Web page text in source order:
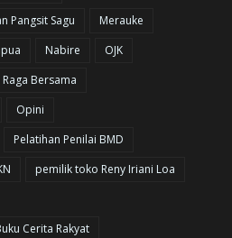
Pangsit Sagu
Merauke
Nabire
OJK
Bersama
Opini
Pelatihan Penilai BMD
pemilik toko Reny Iriani Loa
Cerita Rakyat